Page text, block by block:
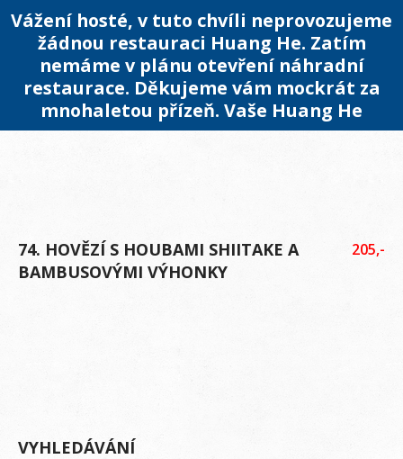
Vážení hosté, v tuto chvíli neprovozujeme
žádnou restauraci Huang He. Zatím
nemáme v plánu otevření náhradní
restaurace. Děkujeme vám mockrát za
mnohaletou přízeň. Vaše Huang He
74. HOVĚZÍ S HOUBAMI SHIITAKE A
BAMBUSOVÝMI VÝHONKY
205,-
VYHLEDÁVÁNÍ